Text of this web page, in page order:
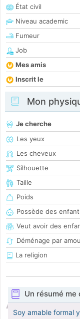
État civil
Niveau academic
Fumeur
Job
Mes amis
Inscrit le
Mon
Je cherche
Les yeux
Les cheveux
Silhouette
Taille
Poids
Possède des
Veut avoir des
Déménage par
La religion
Un résumé
Soy amable formal